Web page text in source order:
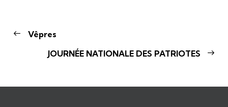
Vêpres
JOURNÉE NATIONALE DES PATRIOTES